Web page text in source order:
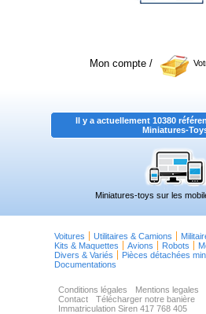
Mon compte /
Il y a actuellement 10380
Miniatures-
Miniatures-toys sur les
Voitures Utilitaires & Camions
Kits & Maquettes
Avions Robots
Divers & Variés
Pièces détachées
Documentations
Conditions légales Mentions legales
Contact
Télécharger notre banière
Immatriculation Siren 417 768 405